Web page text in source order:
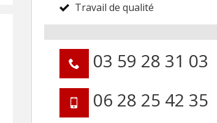
Travail de qualité
03 59 28 31 03
06 28 25 42 35